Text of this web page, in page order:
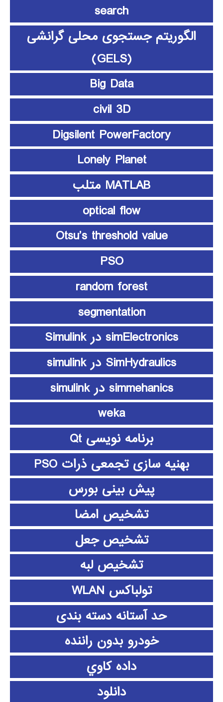
search
الگوریتم جستجوی محلی گرانشی
(GELS)
Big Data
civil 3D
Digsilent PowerFactory
Lonely Planet
MATLAB متلب
optical flow
Otsu’s threshold value
PSO
random forest
segmentation
simElectronics در Simulink
SimHydraulics در simulink
simmehanics در simulink
weka
برنامه نویسی Qt
بهنیه سازی تجمعی ذرات PSO
پیش بینی بورس
تشخیص امضا
تشخیص جعل
تشخیص لبه
تولباکس WLAN
حد آستانه دسته بندی
خودرو بدون راننده
داده كاوي
دانلود